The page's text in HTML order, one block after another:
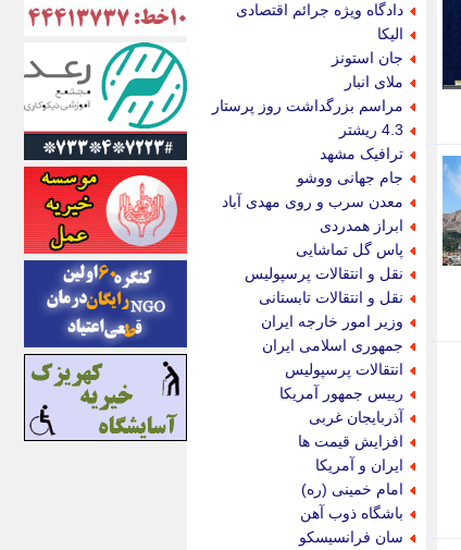
دادگاه ویژه جرائم اقتصادی
الیکا
جان استونز
ملای انبار
مراسم بزرگداشت روز پرستار
4.3 ریشتر
ترافیک مشهد
جام جهانی ووشو
معدن سرب و روی مهدی آباد
ابراز همدردی
پاس گل تماشایی
نقل و انتقالات پرسپولیس
نقل و انتقالات تابستانی
وزیر امور خارجه ایران
جمهوری اسلامی ایران
انتقالات پرسپولیس
رییس جمهور آمریکا
آذربایجان غربی
افزایش قیمت ها
ایران و آمریکا
امام خمینی (ره)
باشگاه ذوب آهن
سان فرانسیسکو
ایران زندگی
ایران فوری
ایرانی روز
ایرانیتال
ایرنا
ایسکانیوز
ایسنا
ایکنا
ایلنا
اینتیتر
ایونا نیوز
بازتاب آنلاین
باشگاه خبرنگاران
باغستان نیوز
بامبوک
ببین و بخون
بدینسان
بنکر